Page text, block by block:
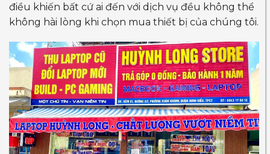
điều khiến bất cứ ai đến với dịch vụ đều không thể
không hài lòng khi chọn mua thiết bị của chúng tôi.